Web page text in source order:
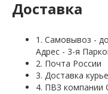
Доставка
1. Самовывоз -
Адрес - 3-я
2. Почта России
3. Доставка
4. ПВЗ компании